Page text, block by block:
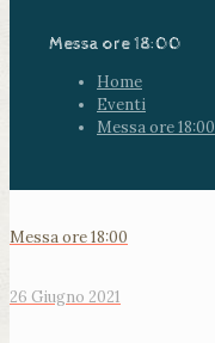
Messa ore 18:00
Home
Eventi
Messa ore 18:00
Messa ore 18:00
26 Giugno 2021